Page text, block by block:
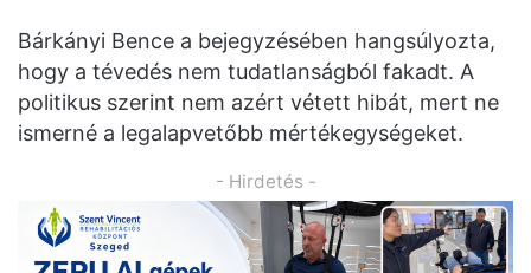
Bárkányi Bence a bejegyzésében hangsúlyozta,
hogy a tévedés nem tudatlanságból fakadt. A
politikus szerint nem azért vétett hibát, mert ne
ismerné a legalapvetőbb mértékegységeket.
- Hirdetés -